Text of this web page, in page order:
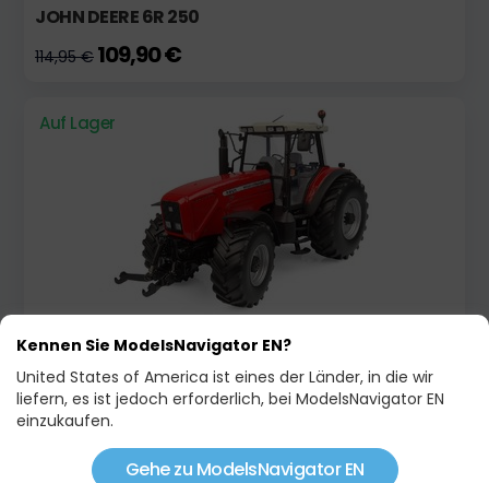
JOHN DEERE 6R 250
114,95 € 109,90 €
Auf Lager
MASSEY FERGUSON 8260 X-TRA
79,00 €
Auf Lager Limitierte Auflage!
Kennen Sie ModelsNavigator EN?
United States of America ist eines der Länder, in die wir
liefern, es ist jedoch erforderlich, bei ModelsNavigator EN
einzukaufen.
Gehe zu ModelsNavigator EN